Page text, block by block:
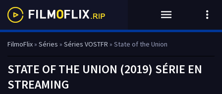
FilmoFlix» Séries » Séries VOSTFR » State of the Union
STATE OF THE UNION (2019) SÉRIE EN
STREAMING